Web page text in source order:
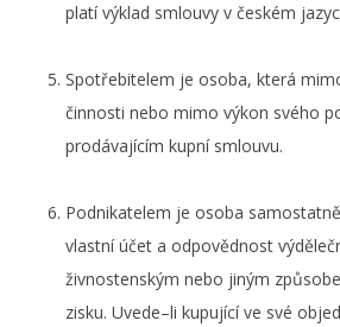
platí výklad smlouvy v českém
Spotřebitelem je osoba, která
činnosti nebo mimo výkon svého
prodávajícím kupní smlouvu.
Podnikatelem je osoba
vlastní účet a odpovědnost
živnostenským nebo jiným
zisku. Uvede–li kupující ve své